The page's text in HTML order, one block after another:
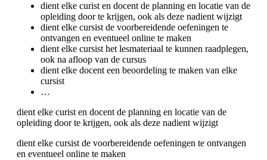
dient elke curist en docent de planning en locatie van de
opleiding door te krijgen, ook als deze nadient wijzigt
dient elke cursist de voorbereidende oefeningen te
ontvangen en eventueel online te maken
dient elke cursist het lesmateriaal te kunnen raadplegen,
ook na afloop van de cursus
dient elke docent een beoordeling te maken van elke
cursist
…
dient elke curist en docent de planning en locatie van de
opleiding door te krijgen, ook als deze nadient wijzigt
dient elke cursist de voorbereidende oefeningen te ontvangen
en eventueel online te maken